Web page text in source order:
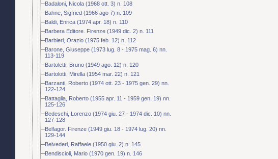
Badaloni, Nicola (1968 ott. 3) n. 108
Bahne, Sigfried (1966 ago 7) n. 109
Baldi, Enrica (1974 apr. 18) n. 110
Barbera Editore. Firenze (1949 dic. 2) n. 111
Barbieri, Orazio (1975 feb. 12) n. 112
Barone, Giuseppe (1973 lug. 8 - 1975 mag. 6) nn.
113-119
Bartoletti, Bruno (1949 ago. 12) n. 120
Bartolotti, Mirella (1954 mar. 22) n. 121
Barzanti, Roberto (1974 ott. 23 - 1975 gen. 29) nn.
122-124
Battaglia, Roberto (1955 apr. 11 - 1959 gen. 19) nn.
125-126
Bedeschi, Lorenzo (1974 giu. 27 - 1974 dic. 10) nn.
127-128
Belfagor. Firenze (1949 giu. 18 - 1974 lug. 20) nn.
129-144
Belvederi, Raffaele (1950 giu. 2) n. 145
Bendiscioli, Mario (1970 gen. 19) n. 146